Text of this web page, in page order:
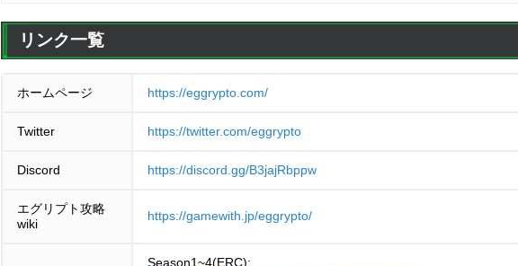
リンク一覧
ホームページ https://eggrypto.com/
Twitter https://twitter.com/eggrypto
Discord https://discord.gg/B3jajRbppw
エグリプト攻略
wiki
https://gamewith.jp/eggrypto/
Season1~4(ERC):